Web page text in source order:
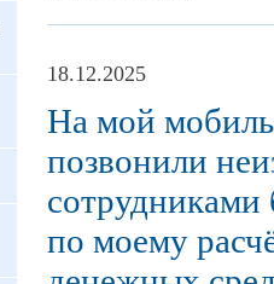
18.12.2025
На мой
позвонили
сотрудниками
по моему